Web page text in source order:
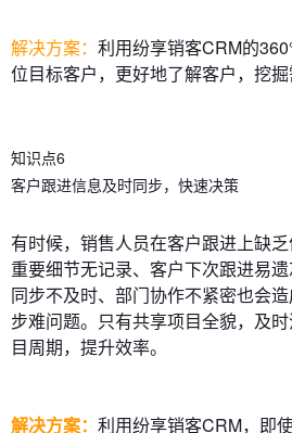
解决方案： 利用纷享销客CRM的
位目标客户，更好地了解客户，挖掘
知识点6
客户跟进信息及时同步，快速决策
有时候，销售人员在客户跟进上缺
重要细节无记录、客户下次跟进易
同步不及时、部门协作不紧密也会
步难问题。只有共享项目全貌，及
目周期，提升效率。
解决方案： 利用纷享销客CRM，即